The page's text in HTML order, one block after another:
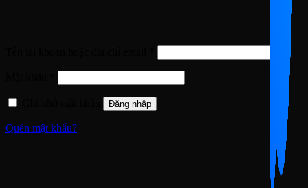
buộc
buộc
Đăng nhập
Quên mật khẩu?